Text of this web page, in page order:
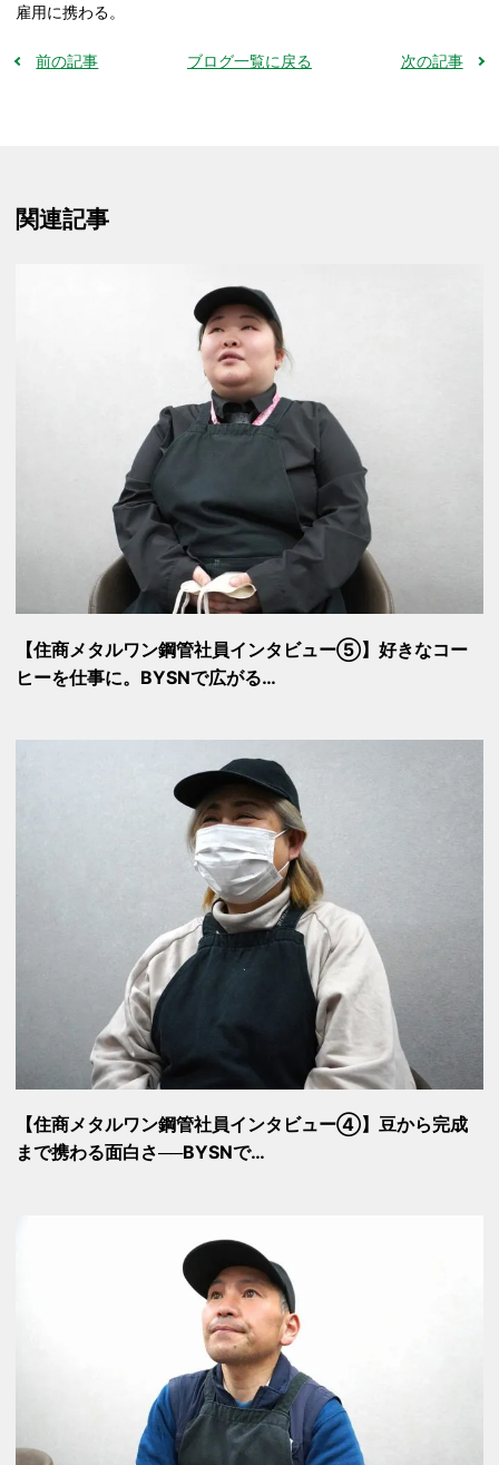
雇用に携わる。
前の記事 ブログ一覧に戻る 次の記事
関連記事
【住商メタルワン鋼管社員インタビュー⑤】好きなコー
ヒーを仕事に。BYSNで広がる…
【住商メタルワン鋼管社員インタビュー④】豆から完成
まで携わる面白さ──BYSNで…